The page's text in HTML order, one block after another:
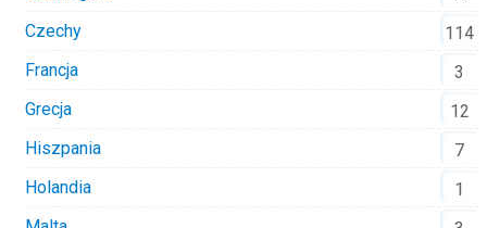
Czechy
114
Francja
3
Grecja
12
Hiszpania
7
Holandia
1